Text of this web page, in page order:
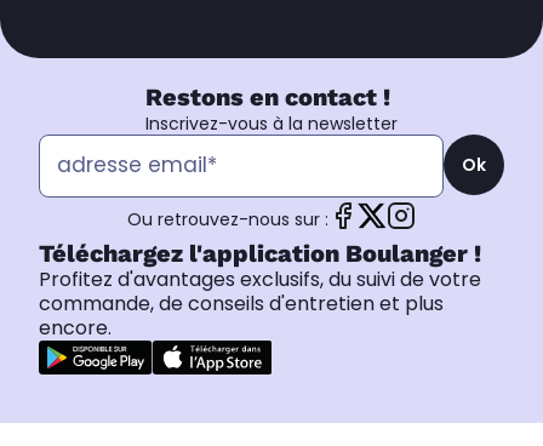
Restons en contact !
Inscrivez-vous à la newsletter
Ok
Ou retrouvez-nous sur :
Téléchargez l'application Boulanger !
Profitez d'avantages exclusifs, du suivi de votre
commande, de conseils d'entretien et plus
encore.